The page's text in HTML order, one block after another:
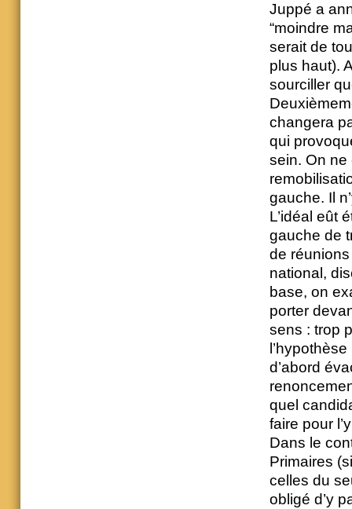
Juppé a
“moindre
serait de
plus haut).
sourciller
changera
qui
sein. On
gauche. Il
L’idéal eût
gauche de
de
national,
base, on
porter
sens : trop
d’abord
quel
faire pour
Dans le
Primaires
celles du
obligé d’y